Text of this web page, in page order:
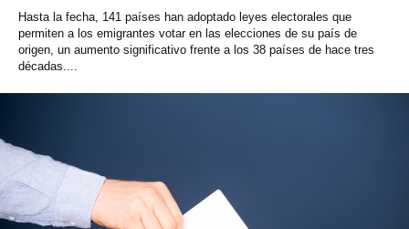
Hasta la fecha, 141 países han adoptado leyes electorales que
permiten a los emigrantes votar en las elecciones de su país de
origen, un aumento significativo frente a los 38 países de hace tres
décadas....